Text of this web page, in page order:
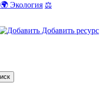
🌍 Экология ⚖️
Добавить ресурс